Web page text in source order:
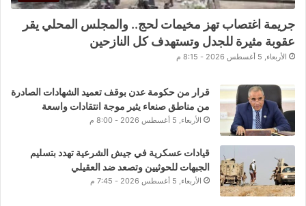
جريمة اغتصاب تهز مخيمات لحج.. والمجلس المحلي يقر
عقوبة مثيرة للجدل وتستهدف كل النازحين
الأربعاء, 5 أغسطس 2026 - 8:15 م
قرار من حكومة عدن بوقف تعميد الشهادات الصادرة
من مناطق صنعاء يثير موجة انتقادات واسعة
الأربعاء, 5 أغسطس 2026 - 8:00 م
قيادات عسكرية في جيش الشرعية تهدد بتسليم
الجبهات للحوثيين وتصعد ضد العقيلي
الأربعاء, 5 أغسطس 2026 - 7:45 م